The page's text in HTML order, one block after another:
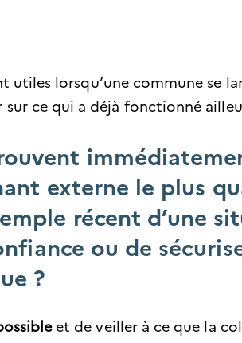
utiles lorsqu’une commune se
ce qui a déjà fonctionné
externe le plus
récent d’une
ou de
?
et de veiller à ce que la